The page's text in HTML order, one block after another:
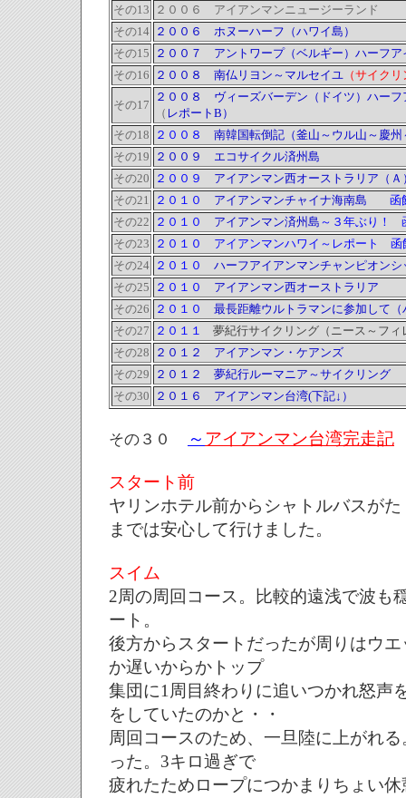
その13
２００６ アイアンマンニュージーランド
その14 ２００６ ホヌーハーフ（ハワイ島）
その15
２００７ アントワープ（ベルギー）ハーフア
その16
２００８ 南仏リヨン～マルセイユ （サイク
その17
２００８ ヴィーズバーデン（ドイツ）ハーフ
（ レポートB）
その18
２００８ 南韓国転倒記（釜山～ウル山～慶
その19
２００９ エコサイクル済州島
その20
２００９ アイアンマン西オーストラリア（Ａ
その21
２０１０ アイアンマンチャイナ海南島
函
その22
２０１０ アイアンマン済州島 ～３年ぶり！
その23
２０１０ アイアンマンハワイ～レポート
その24 ２０１０ ハーフアイアンマンチャンピオン
その25
２０１０ アイアンマン西オーストラリア
その26
２０１０ 最長距離ウルトラマンに参加して（
その27
２０１１
夢紀行サイクリング（ニース～フィ
その28
２０１２ アイアンマン・ケアンズ
その29
２０１２ 夢紀行ルーマニア～サイクリング
その30
２０１６ アイアンマン台湾(下記↓）
その３０ ～ アイアンマン台湾完走記
スタート前
ヤリンホテル前からシャトルバスが
までは安心して行けました。
スイム
2周の周回コース。比較的遠浅で波も
ート。
後方からスタートだったが周りはウ
か遅いからかトップ
集団に1周目終わりに追いつかれ怒声
をしていたのかと・・
周回コースのため、一旦陸に上がれ
った。3キロ過ぎで
疲れたためロープにつかまりちょい